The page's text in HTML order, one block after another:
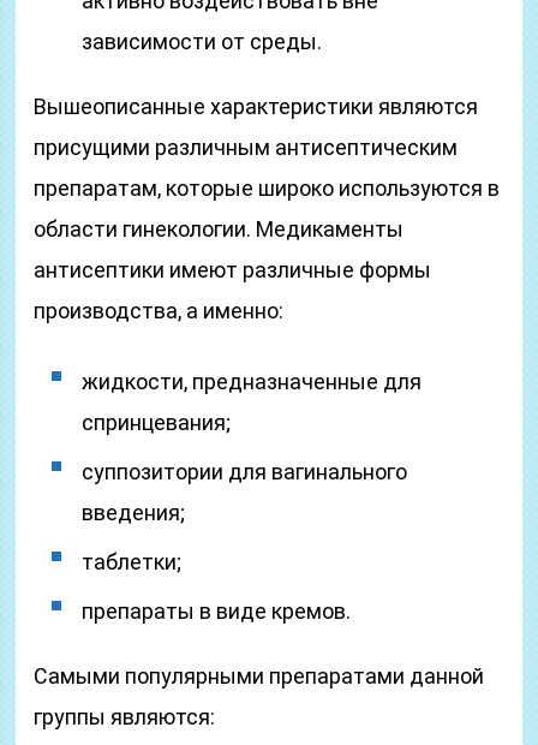
зависимости от среды.
Вышеописанные характеристики являются
присущими различным антисептическим
препаратам, которые широко используются в
области гинекологии. Медикаменты
антисептики имеют различные формы
производства, а именно:
жидкости, предназначенные для
спринцевания;
суппозитории для вагинального
введения;
таблетки;
препараты в виде кремов.
Самыми популярными препаратами данной
группы являются: